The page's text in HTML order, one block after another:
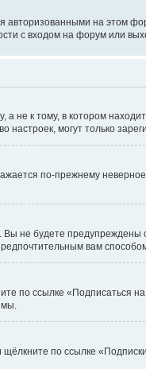
на этом
с входом на форум или
не к тому, в котором
настроек, могут только
по-прежнему
не будете
вам
по ссылке «Подписаться
щёлкните по ссылке